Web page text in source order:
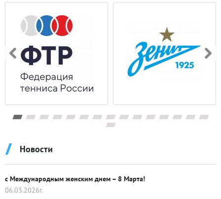
Велоспорт
Водный спорт
Волейбол
Гандбол
Герб России
Гольф
Гребной спорт
Единоборство
Животные (собаки - кошки)
Новости
с Международным женским днем – 8 Марта!
06.03.2026г.